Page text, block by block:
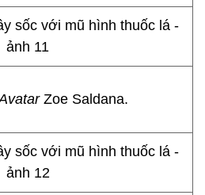
Zoe Saldana.